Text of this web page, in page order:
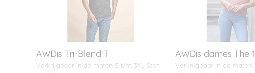
AWDis Tri-Blend T
Verkrijgbaar in de maten S t/m 3XL Stof:
AWDis dames The
Verkrijgbaar in de maten